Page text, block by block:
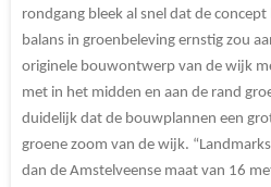
rondgang bleek al snel dat de
balans in groenbeleving ernstig zou
originele bouwontwerp van de wijk
met in het midden en aan de rand
duidelijk dat de bouwplannen een
groene zoom van de wijk.
dan de Amstelveense maat van 16